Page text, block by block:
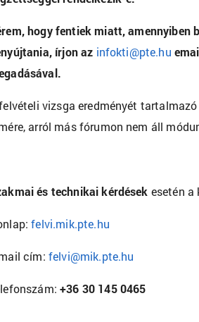
hogy fentiek miatt, amennyiben
írjon az infokti@pte.hu
vizsga eredményét
arról más fórumon nem áll
és technikai kérdések esetén a
felvi.mik.pte.hu
cím: felvi@mik.pte.hu
+36 30 145 0465